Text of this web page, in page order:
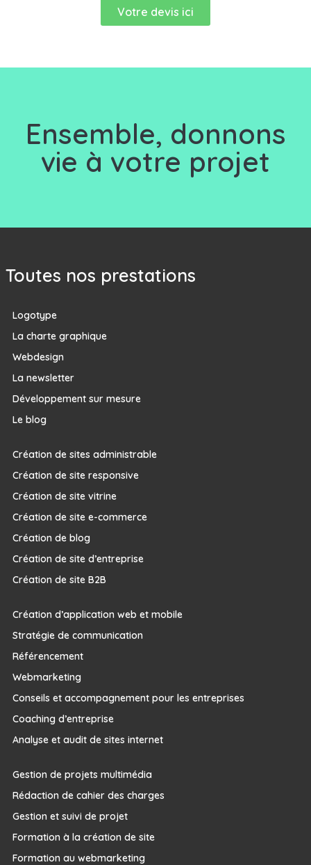
Votre devis ici
Ensemble, donnons
vie à votre projet
Toutes nos prestations
Logotype
La charte graphique
Webdesign
La newsletter
Développement sur mesure
Le blog
Création de sites administrable
Création de site responsive
Création de site vitrine
Création de site e-commerce
Création de blog
Création de site d’entreprise
Création de site B2B
Création d’application web et mobile
Stratégie de communication
Référencement
Webmarketing
Conseils et accompagnement pour les entreprises
Coaching d’entreprise
Analyse et audit de sites internet
Gestion de projets multimédia
Rédaction de cahier des charges
Gestion et suivi de projet
Formation à la création de site
Formation au webmarketing